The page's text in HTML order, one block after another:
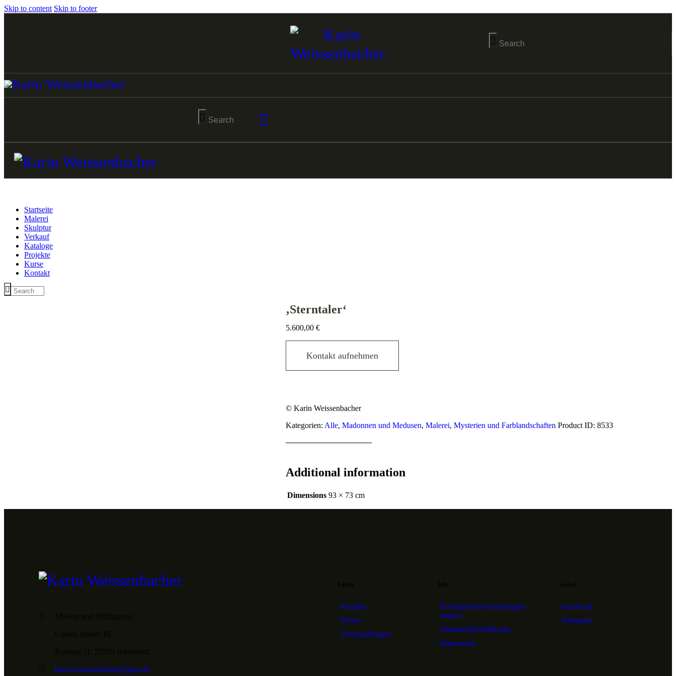
Skip to content Skip to footer
Startseite
Malerei
Skulptur
Verkauf
Kataloge
Projekte
Kurse
Kontakt
‚Sterntaler‘
5.600,00 €
Kontakt aufnehmen
© Karin Weissenbacher
Kategorien: Alle, Madonnen und Medusen, Malerei, Mysterien und Farblandschaften Product ID: 8533
Additional information
Dimensions 93 × 73 cm
karin.weissenbacher@gmx.de
Kontakt
Presse
Veranstaltungen
Privatsphäre-Einstellungen
ändern
Datenschutzerklärung
Impressum
Facebook
Instagram